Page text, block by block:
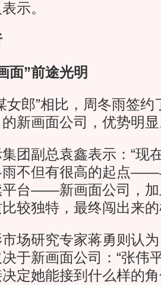
示。
”前途光明
郎”相比，周冬雨签约
新画面公司，优势明
副总袁鑫表示：“现
雨不但有很高的起点——
平台——新画面公司，加
较独特，最终闯出来的
研究专家蒋勇则认为
于新画面公司：“张伟
定她能接到什么样的